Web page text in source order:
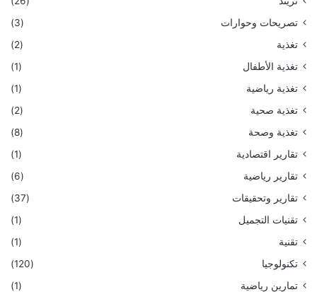
تصريحات وحوارات
(3)
تغذية
(2)
تغذية الأطفال
(1)
تغذية رياضية
(1)
تغذية صحية
(2)
تغذية وصحة
(8)
تقارير اقتصادية
(1)
تقارير رياضية
(6)
تقارير وتحقيقات
(37)
تقنيات التجميل
(1)
تقنية
(1)
تكنولوجيا
(120)
تمارين رياضية
(1)